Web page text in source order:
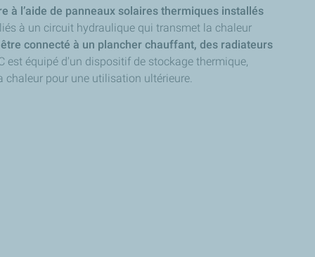
à l’aide de panneaux solaires thermiques installés
à un circuit hydraulique qui transmet la chaleur
connecté à un plancher chauffant, des radiateurs
est équipé d'un dispositif de stockage thermique,
chaleur pour une utilisation ultérieure.